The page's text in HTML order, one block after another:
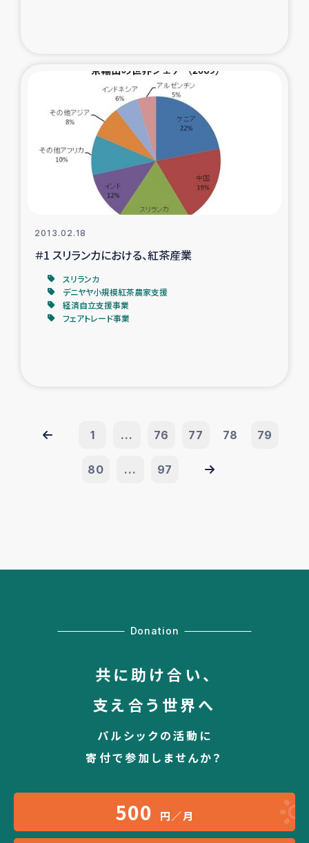
2013.02.18
＃1 スリランカにおける、紅茶産業
スリランカ
デニヤヤ小規模紅茶農家支援
経済自立支援事業
フェアトレード事業
1 ... 76 77 78 79
80 ... 97
Donation
共に助け合い、
支え合う世界へ
パルシックの活動に
寄付で参加しませんか？
500 円／月